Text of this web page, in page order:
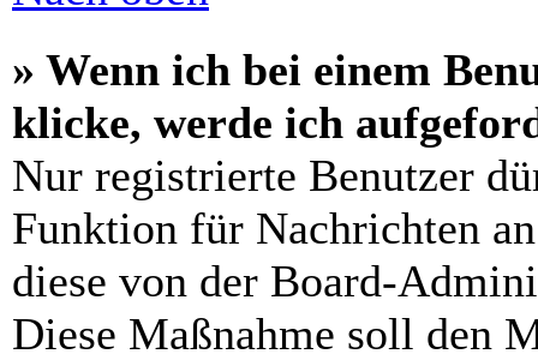
» Wenn ich bei einem
klicke, werde ich
Nur registrierte Benutzer
Funktion für Nachrichten
diese von der Board-
Diese Maßnahme soll den